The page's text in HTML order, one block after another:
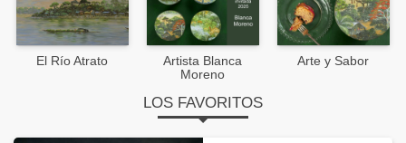
El Río Atrato
Artista Blanca
Moreno
Arte y Sabor
LOS FAVORITOS